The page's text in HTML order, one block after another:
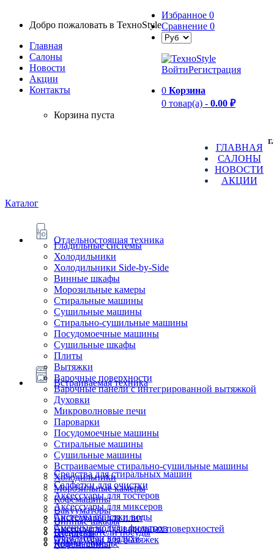
Добро пожаловать в TexноStyle
Главная
Салоны
Новости
Aкции
Контакты
Избранное 0
Сравнение 0
ВойтиРегистрация
0 Корзина
0 товар(а) - 0.00 ₽
Корзина пуста
ГЛАВНАЯ
САЛОНЫ
НОВОСТИ
АКЦИИ
Каталог
Отдельностоящая техника
Гладильные системы
Холодильники
Холодильники Side-by-Side
Винные шкафы
Морозильные камеры
Стиральные машины
Сушильные машины
Стирально-сушильные машины
Посудомоечные машины
Сушильные шкафы
Плиты
Встраиваемая техника
Вытяжки
Варочные поверхности
Варочные панели с интегрированной вытяжкой
Духовки
Микроволновые печи
Пароварки
Посудомоечные машины
Стиральные машины
Сушильные машины
Встраиваемые стирально-сушильные машины
Холодильники
Морозильные камеры
Кофемашины
Вакууматоры
Винные шкафы
Подогреватели посуды
Ящики сомелье
Блендеры
Кофемашины
Очистители воздуха
Системы очистки воды
Сменные модули фильтров
Аксессуары для тостеров
Аксессуары для миксеров
Аксессуары для плит
Аксессуары для варочных поверхностей
Аксессуары для вытяжек
Средства для стиральных машин
Салфетки для очистки